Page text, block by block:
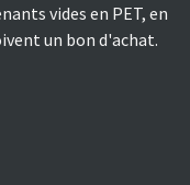
vides en PET, en
un bon d'achat.